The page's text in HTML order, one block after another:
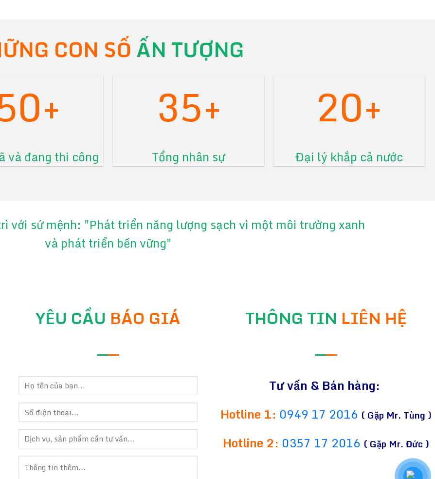
CON SỐẤN TƯỢNG
và đang thi công
35+
Tổng nhân sự
20+
Đại lý khắp cả nước
với sứ mệnh: "Phát triển năng lượng sạch vì một môi trường xanh
và phát triển bền vững"
YÊU CẦU BÁO GIÁ
——
THÔNG TIN LIÊN HỆ
——
Tư vấn & Bán hàng:
Hotline 1: 0949 17 2016 ( Gặp Mr. Tùng )
Hotline 2: 0357 17 2016 ( Gặp Mr. Đức )